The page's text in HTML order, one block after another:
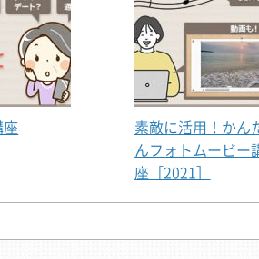
ックスの展開図を作成します。ガイ
すくする方法を学習します。
って「フォトボックス」を作成しま
（1）
を活用して、A4サイズの雑誌風の表
（2）
素敵に活用！かん
んフォトムービー
座［2021］